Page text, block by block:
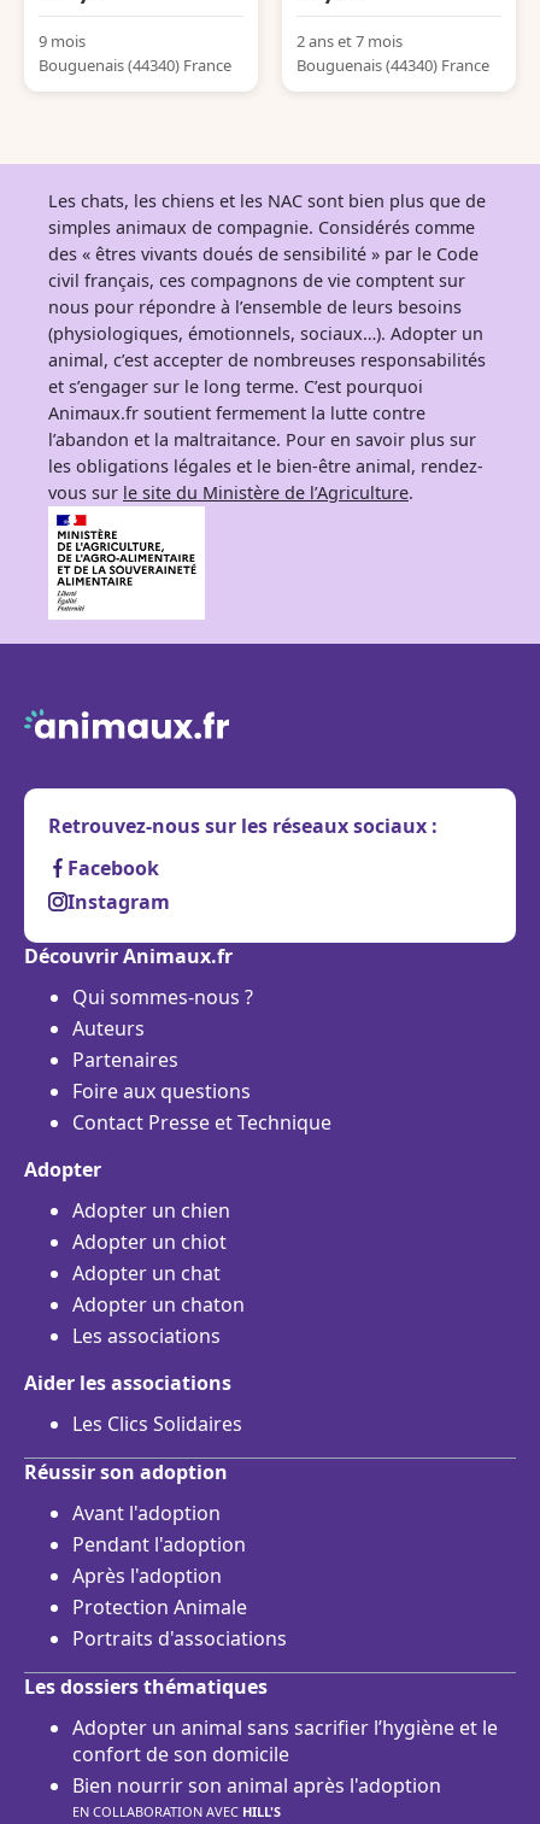
9 mois
Bouguenais (44340) France
2 ans et 7 mois
Bouguenais (44340) France
Les chats, les chiens et les NAC sont bien plus que de
simples animaux de compagnie. Considérés comme
des « êtres vivants doués de sensibilité » par le Code
civil français, ces compagnons de vie comptent sur
nous pour répondre à l’ensemble de leurs besoins
(physiologiques, émotionnels, sociaux…). Adopter un
animal, c’est accepter de nombreuses responsabilités
et s’engager sur le long terme. C’est pourquoi
Animaux.fr soutient fermement la lutte contre
l’abandon et la maltraitance. Pour en savoir plus sur
les obligations légales et le bien-être animal, rendez-
vous sur le site du Ministère de l’Agriculture.
Retrouvez-nous sur les réseaux sociaux :
Facebook
Instagram
Découvrir Animaux.fr
Qui sommes-nous ?
Auteurs
Partenaires
Foire aux questions
Contact Presse et Technique
Adopter
Adopter un chien
Adopter un chiot
Adopter un chat
Adopter un chaton
Les associations
Aider les associations
Les Clics Solidaires
Réussir son adoption
Avant l'adoption
Pendant l'adoption
Après l'adoption
Protection Animale
Portraits d'associations
Les dossiers thématiques
Adopter un animal sans sacrifier l’hygiène et le
confort de son domicile
Bien nourrir son animal après l'adoption
EN COLLABORATION AVEC HILL'S